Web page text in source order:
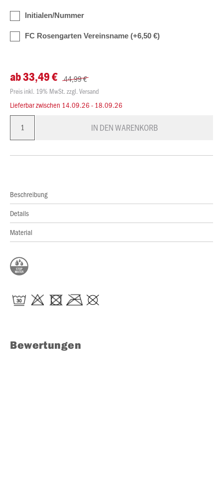
Initialen/Nummer
FC Rosengarten Vereinsname (+6,50 €)
ab 33,49 € 44,99 €
Preis inkl. 19% MwSt. zzgl. Versand
Lieferbar zwischen 14.09.26 - 18.09.26
IN DEN WARENKORB
Beschreibung
Details
Material
Bewertungen